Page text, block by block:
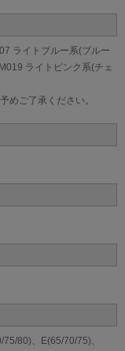
ライトブルー系(ブルー
ライトピンク系(チェ
めご了承ください。
80)、E(65/70/75)、